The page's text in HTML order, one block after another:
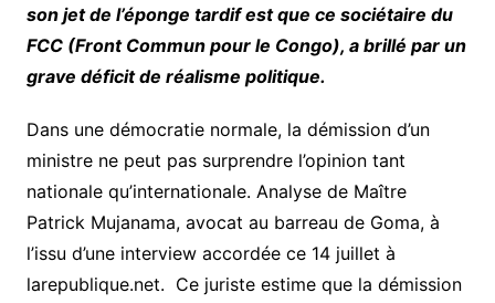
son jet de l’éponge tardif est que ce sociétaire du
FCC (Front Commun pour le Congo), a brillé par un
grave déficit de réalisme politique.
Dans une démocratie normale, la démission d’un
ministre ne peut pas surprendre l’opinion tant
nationale qu’internationale. Analyse de Maître
Patrick Mujanama, avocat au barreau de Goma, à
l’issu d’une interview accordée ce 14 juillet à
larepublique.net. Ce juriste estime que la démission